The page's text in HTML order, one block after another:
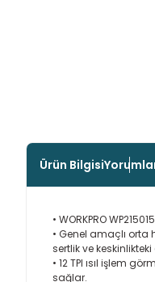
Ürün Bilgisi
• WORKPRO
• Genel amaçlı orta
sertlik ve
• 12 TPI ısıl işlem
sağlar.